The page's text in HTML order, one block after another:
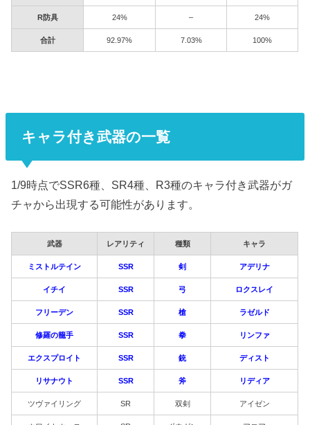
R防具 24% – 24%
合計 92.97% 7.03% 100%
キャラ付き武器の一覧
1/9時点でSSR6種、SR4種、R3種のキャラ付き武器がガ
チャから出現する可能性があります。
武器 レアリティ 種類 キャラ
ミストルテイン SSR 剣 アデリナ
イチイ SSR 弓 ロクスレイ
フリーデン SSR 槍 ラゼルド
修羅の籠手 SSR 拳 リンファ
エクスプロイト SSR 銃 ディスト
リサナウト SSR 斧 リディア
ツヴァイリング SR 双剣 アイゼン